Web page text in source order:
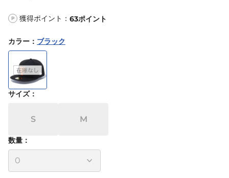
P 獲得ポイント： 63ポイント
カラー ： ブラック
サイズ：
S M
数量：